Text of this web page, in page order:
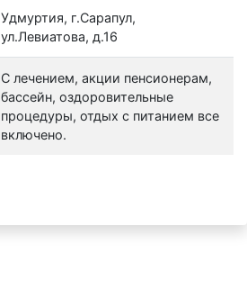
Удмуртия, г.Сарапул,
ул.Левиатова, д.16
С лечением, акции пенсионерам,
бассейн, оздоровительные
процедуры, отдых с питанием все
включено.